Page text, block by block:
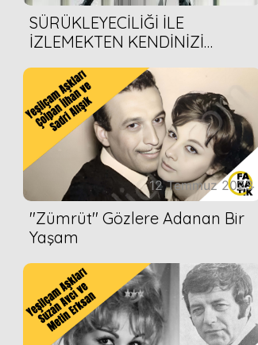
SÜRÜKLEYECİLİĞİ İLE
İZLEMEKTEN KENDİNİZİ
ÖNERİMİZ
12 Temmuz 2023
''Zümrüt'' Gözlere Adanan Bir
Yaşam